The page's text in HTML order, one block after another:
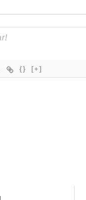
{} [+]